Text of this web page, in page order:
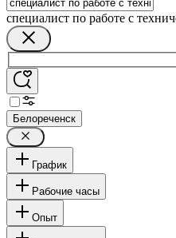
специалист по работе с
Белореченск
График
Рабочие часы
Опыт